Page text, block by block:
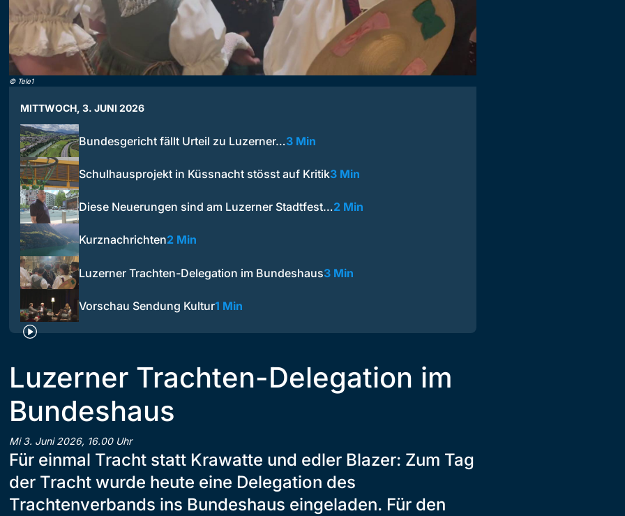
© Tele1
MITTWOCH, 3. JUNI 2026
Bundesgericht fällt Urteil zu Luzerner…3 Min
Schulhausprojekt in Küssnacht stösst auf Kritik3 Min
Diese Neuerungen sind am Luzerner Stadtfest…2 Min
Kurznachrichten2 Min
Luzerner Trachten-Delegation im Bundeshaus3 Min
Vorschau Sendung Kultur1 Min
Luzerner Trachten-Delegation im
Bundeshaus
Mi 3. Juni 2026, 16.00 Uhr
Für einmal Tracht statt Krawatte und edler Blazer: Zum Tag
der Tracht wurde heute eine Delegation des
Trachtenverbands ins Bundeshaus eingeladen. Für den